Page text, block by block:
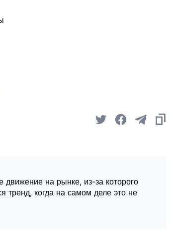
на рынке, из-за которого
тренд, когда на самом деле это не